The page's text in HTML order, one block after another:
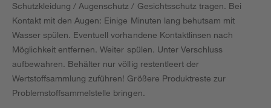
Schutzkleidung / Augenschutz / Gesichtsschutz tragen. Bei
Kontakt mit den Augen: Einige Minuten lang behutsam mit
Wasser spülen. Eventuell vorhandene Kontaktlinsen nach
Möglichkeit entfernen. Weiter spülen. Unter Verschluss
aufbewahren. Behälter nur völlig restentleert der
Wertstoffsammlung zuführen! Größere Produktreste zur
Problemstoffsammelstelle bringen.